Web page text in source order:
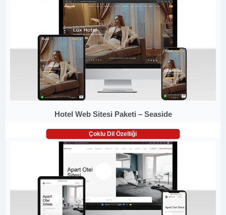
Hotel Web Sitesi Paketi – Seaside
Çoklu Dil Özelliği